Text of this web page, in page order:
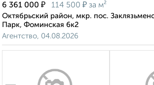
6 361 000 ₽ 114 500 ₽ за м²
Октябрьский район, мкр. пос.
Парк, Фоминская 6к2
Агентство, 04.08.2026